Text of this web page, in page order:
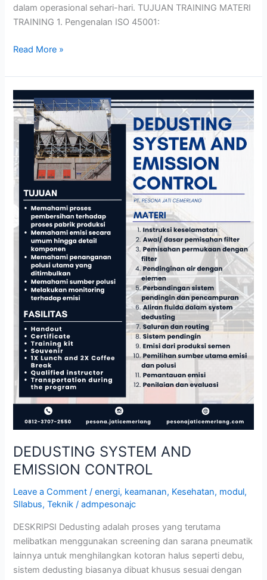
dalam operasional sehari-hari. TUJUAN TRAINING MATERI
TRAINING 1. Pengenalan ISO 45001:
Read More »
DEDUSTING SYSTEM AND
EMISSION CONTROL
Leave a Comment /energi, keamanan, Kesehatan, modul,
SIlabus,Teknik /admpesonajc
DESKRIPSI Dedusting adalah proses yang terutama
melibatkan menggunakan screening dan sarana pneumatik
lainnya untuk menghilangkan kotoran halus seperti debu,
sistem dedusting biasanya dibuat khusus sesuai dengan
DEDUSTING
SYSTEM
AND
EMISSION
CONTROL